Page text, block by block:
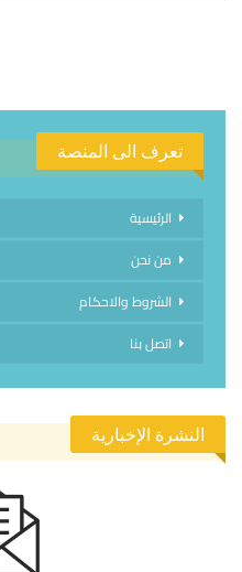
تعرف الى المنصة
الرئيسية
من نحن
الشروط والاحكام
اتصل بنا
النشرة الإخبارية